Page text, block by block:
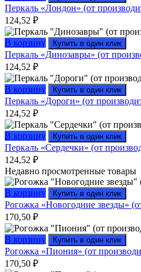
Перкаль «Лондон» (от
124,52 ₽
В корзину Купить в один клик
Перкаль «Динозавры» (от
124,52 ₽
В корзину Купить в один клик
Перкаль «Дороги» (от
124,52 ₽
В корзину Купить в один клик
Перкаль «Сердечки» (от
124,52 ₽
Недавно просмотренные товары
В корзину Купить в один клик
Рогожка «Новогодние звезды»
170,50 ₽
В корзину Купить в один клик
Рогожка «Пиония» (от
170,50 ₽